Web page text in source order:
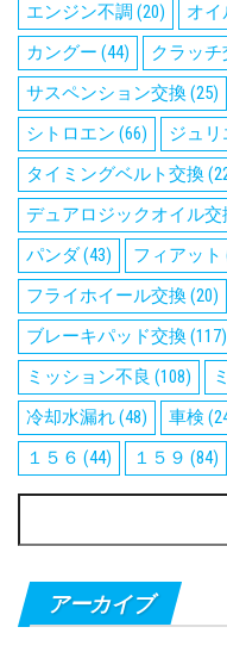
エンジン不調 (20) オイ
カングー (44) クラッチ
サスペンション交換(25)
シトロエン (66) ジュリ
タイミングベルト交換
デュアロジックオイル交
パンダ(43) フィアット
フライホイール交換(20)
ブレーキパッド交換(117)
ミッション不良 (108)
冷却水漏れ(48) 車検
１５６ (44) １５９ (84)
索:
アーカイブ